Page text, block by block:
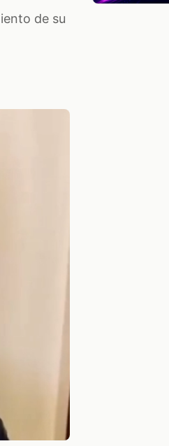
de su